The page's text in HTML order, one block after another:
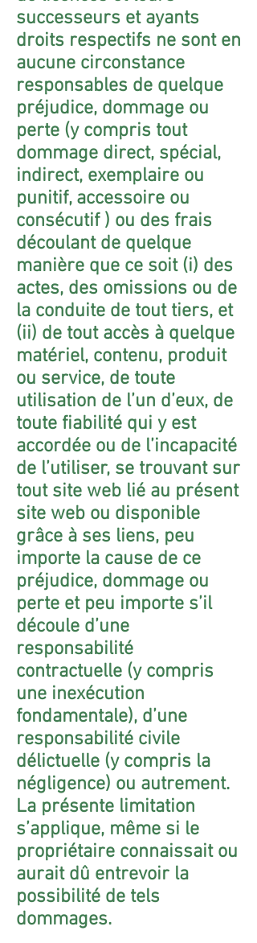
successeurs et ayants
droits respectifs ne sont en
aucune circonstance
responsables de quelque
préjudice, dommage ou
perte (y compris tout
dommage direct, spécial,
indirect, exemplaire ou
punitif, accessoire ou
consécutif ) ou des frais
découlant de quelque
manière que ce soit (i) des
actes, des omissions ou de
la conduite de tout tiers, et
(ii) de tout accès à quelque
matériel, contenu, produit
ou service, de toute
utilisation de l’un d’eux, de
toute fiabilité qui y est
accordée ou de l’incapacité
de l’utiliser, se trouvant sur
tout site web lié au présent
site web ou disponible
grâce à ses liens, peu
importe la cause de ce
préjudice, dommage ou
perte et peu importe s’il
découle d’une
responsabilité
contractuelle (y compris
une inexécution
fondamentale), d’une
responsabilité civile
délictuelle (y compris la
négligence) ou autrement.
La présente limitation
s’applique, même si le
propriétaire connaissait ou
aurait dû entrevoir la
possibilité de tels
dommages.